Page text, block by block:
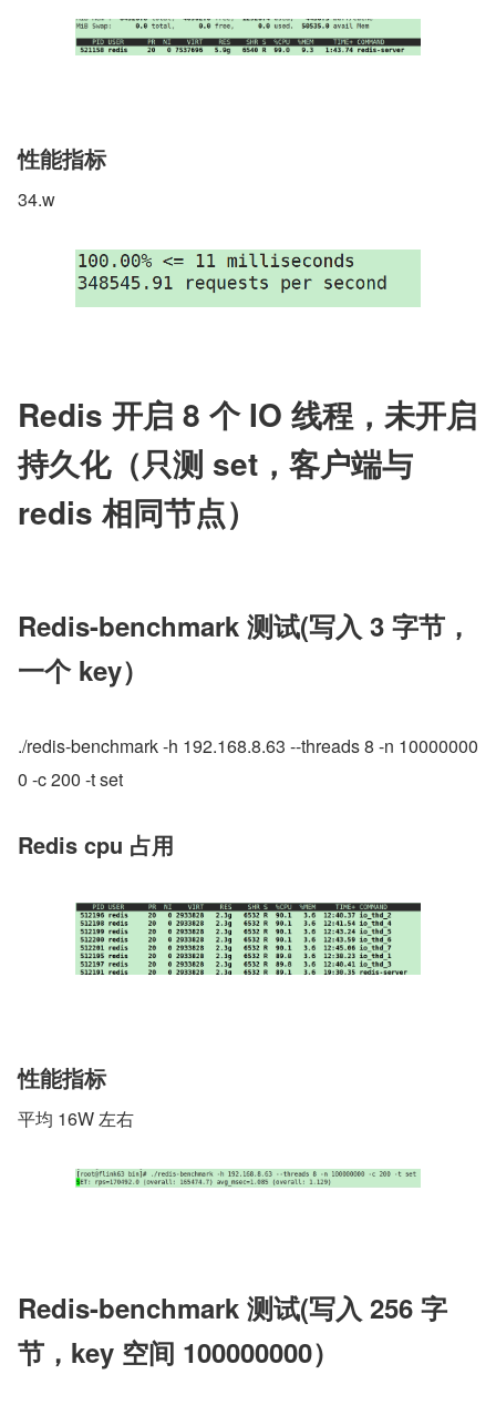
性能指标
34.w
Redis 开启 8 个 IO 线程，未开启
持久化（只测 set，客户端与
redis 相同节点）
Redis-benchmark 测试(写入 3 字节，
一个 key）
./redis-benchmark -h 192.168.8.63 --threads 8 -n 10000000
0 -c 200 -t set
Redis cpu 占用
性能指标
平均 16W 左右
Redis-benchmark 测试(写入 256 字
节，key 空间 100000000）